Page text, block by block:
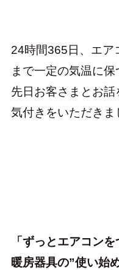
24時間365日、エア
まで一定の気温に
先日お客さまとお
気付きをいただきま
「ずっとエアコン
暖房器具の”使い始